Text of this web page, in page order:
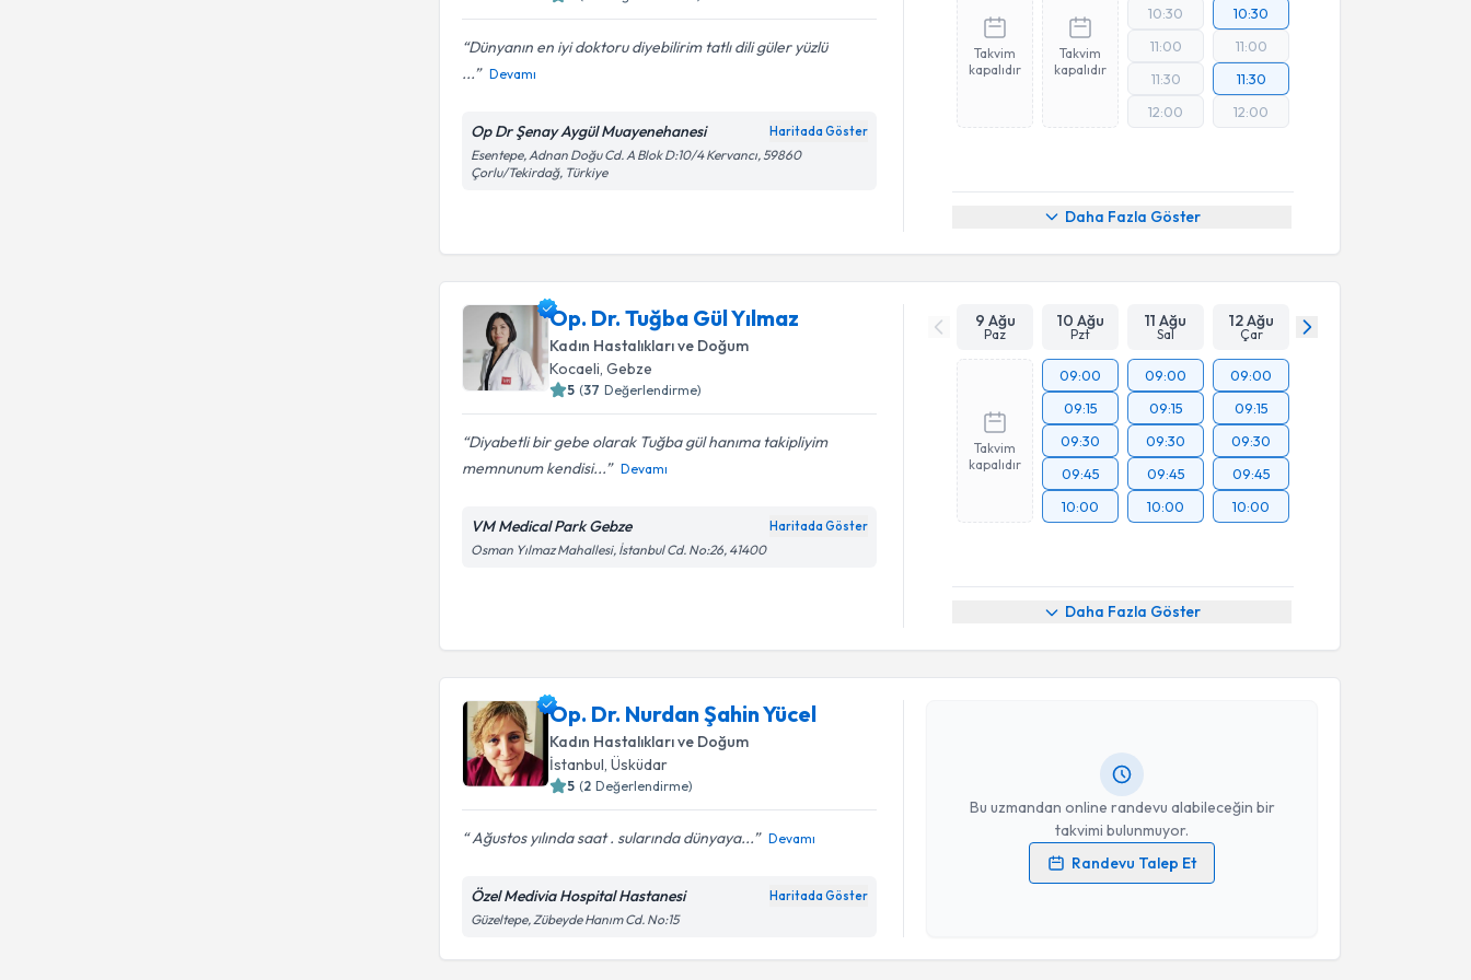
Dünyanın en iyi doktoru diyebilirim tatlı dili güler yüzlü
...
Devamı
Op Dr Şenay Aygül Muayenehanesi Haritada Göster
Esentepe, Adnan Doğu Cd. A Blok D:10/4 Kervancı, 59860
Çorlu/Tekirdağ, Türkiye
Takvim
kapalıdır
Takvim
kapalıdır
10:30
11:00
11:30
12:00
10:30
11:00
11:30
12:00
Daha Fazla Göster
Op. Dr. Tuğba Gül Yılmaz
Kadın Hastalıkları ve Doğum
Kocaeli, Gebze
5 (37 Değerlendirme)
Diyabetli bir gebe olarak Tuğba gül hanıma takipliyim
memnunum kendisi...
Devamı
VM Medical Park Gebze Haritada Göster
Osman Yılmaz Mahallesi, İstanbul Cd. No:26, 41400
9 Ağu
Paz
10 Ağu
Pzt
11 Ağu
Sal
12 Ağu
Çar
Takvim
kapalıdır
09:00
09:15
09:30
09:45
10:00
09:00
09:15
09:30
09:45
10:00
09:00
09:15
09:30
09:45
10:00
Daha Fazla Göster
Op. Dr. Nurdan Şahin Yücel
Kadın Hastalıkları ve Doğum
İstanbul , Üsküdar
5 (2 Değerlendirme)
Ağustos yılında saat . sularında dünyaya... Devamı
Özel Medivia Hospital Hastanesi Haritada Göster
Güzeltepe, Zübeyde Hanım Cd. No:15
Bu uzmandan online randevu alabileceğin bir
takvimi bulunmuyor.
Randevu Talep Et
Randevu Takvimi Talebi
Kişisel verilerimin işlenmesine ilişkinAydınlatma Metni